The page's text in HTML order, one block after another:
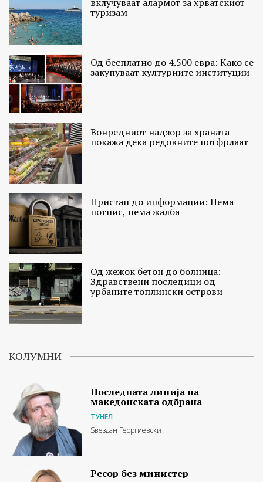
туризам
Од бесплатно до 4.500 евра: Како се
закупуваат културните институции
Вонредниот надзор за храната
покажа дека редовните потфрлаат
Пристап до информации: Нема
потпис, нема жалба
Од жежок бетон до болница:
Здравствени последици од
урбаните топлински острови
КОЛУМНИ
Последната линија на
македонската одбрана
ТУНЕЛ
Ѕвездан Георгиевски
Ресор без министер